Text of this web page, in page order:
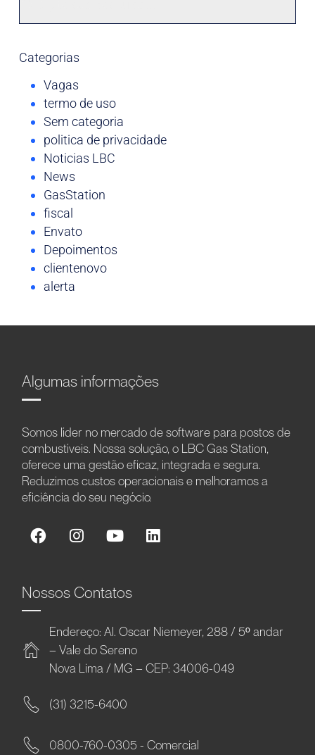
Categorias
Vagas
termo de uso
Sem categoria
politica de privacidade
Noticias LBC
News
GasStation
fiscal
Envato
Depoimentos
clientenovo
alerta
Algumas informações
Somos líder no mercado de software para postos de
combustíveis. Nossa solução, o LBC Gas Station,
oferece uma gestão eficaz, integrada e segura.
Reduzimos custos operacionais e melhoramos a
eficiência do seu negócio.
Nossos Contatos
Endereço: Al. Oscar Niemeyer, 288 / 5º andar
– Vale do Sereno
Nova Lima / MG – CEP: 34006-049
(31) 3215-6400
0800-760-0305 - Comercial